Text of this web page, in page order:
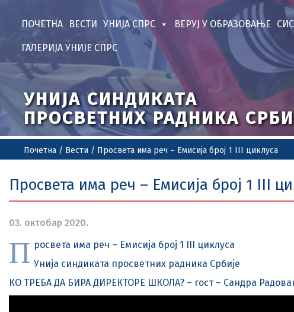
ПОЧЕТНА ВЕСТИ УНИЈА СПРС ВЕРУЈ У ОБРАЗОВАЊЕ
ГАЛЕРИЈА УНИЈЕ СПРС
УНИЈА СИНДИКАТА
ПРОСВЕТНИХ РАДНИКА
Почетна / Вести / Просвета има реч – Емисија број 1 III циклуса
Просвета има реч – Емисија број 1 III
03. октобар 2020.
П росвета има реч – Емисија број 1 III циклуса
Унија синдиката просветних радника Србије
КО ТРЕБА ДА БИРА ДИРЕКТОРЕ ШКОЛА? – гост – Сандра